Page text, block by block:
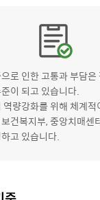
로 인한 고통과 부담
이 되고 있습니다.
량강화를 위해 체계
건복지부, 중앙치매센
고 있습니다.